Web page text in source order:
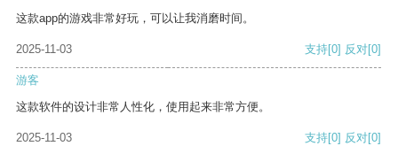
这款app的游戏非常好玩，可以让我消磨时间。
2025-11-03 支持[0] 反对[0]
游客
这款软件的设计非常人性化，使用起来非常方便。
2025-11-03 支持[0] 反对[0]